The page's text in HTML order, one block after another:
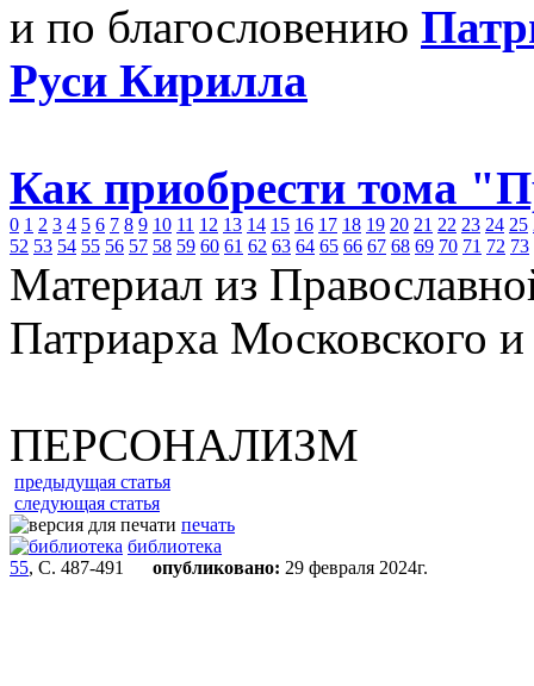
и по благословению
Руси Кирилла
Как приобрести тома
0 1 2 3 4 5 6 7 8 9 10 11 12 13 14 15 16 17 18 19 20 21 22 23 24 25
52 53 54 55 56 57 58 59 60 61 62 63 64 65 66 67 68 69 70 71 72 73
Материал из
Патриарха Московского
ПЕРСОНАЛИЗМ
предыдущая статья
следующая статья
печать
библиотека
55, С. 487-491 опубликовано: 29 февраля 2024г.